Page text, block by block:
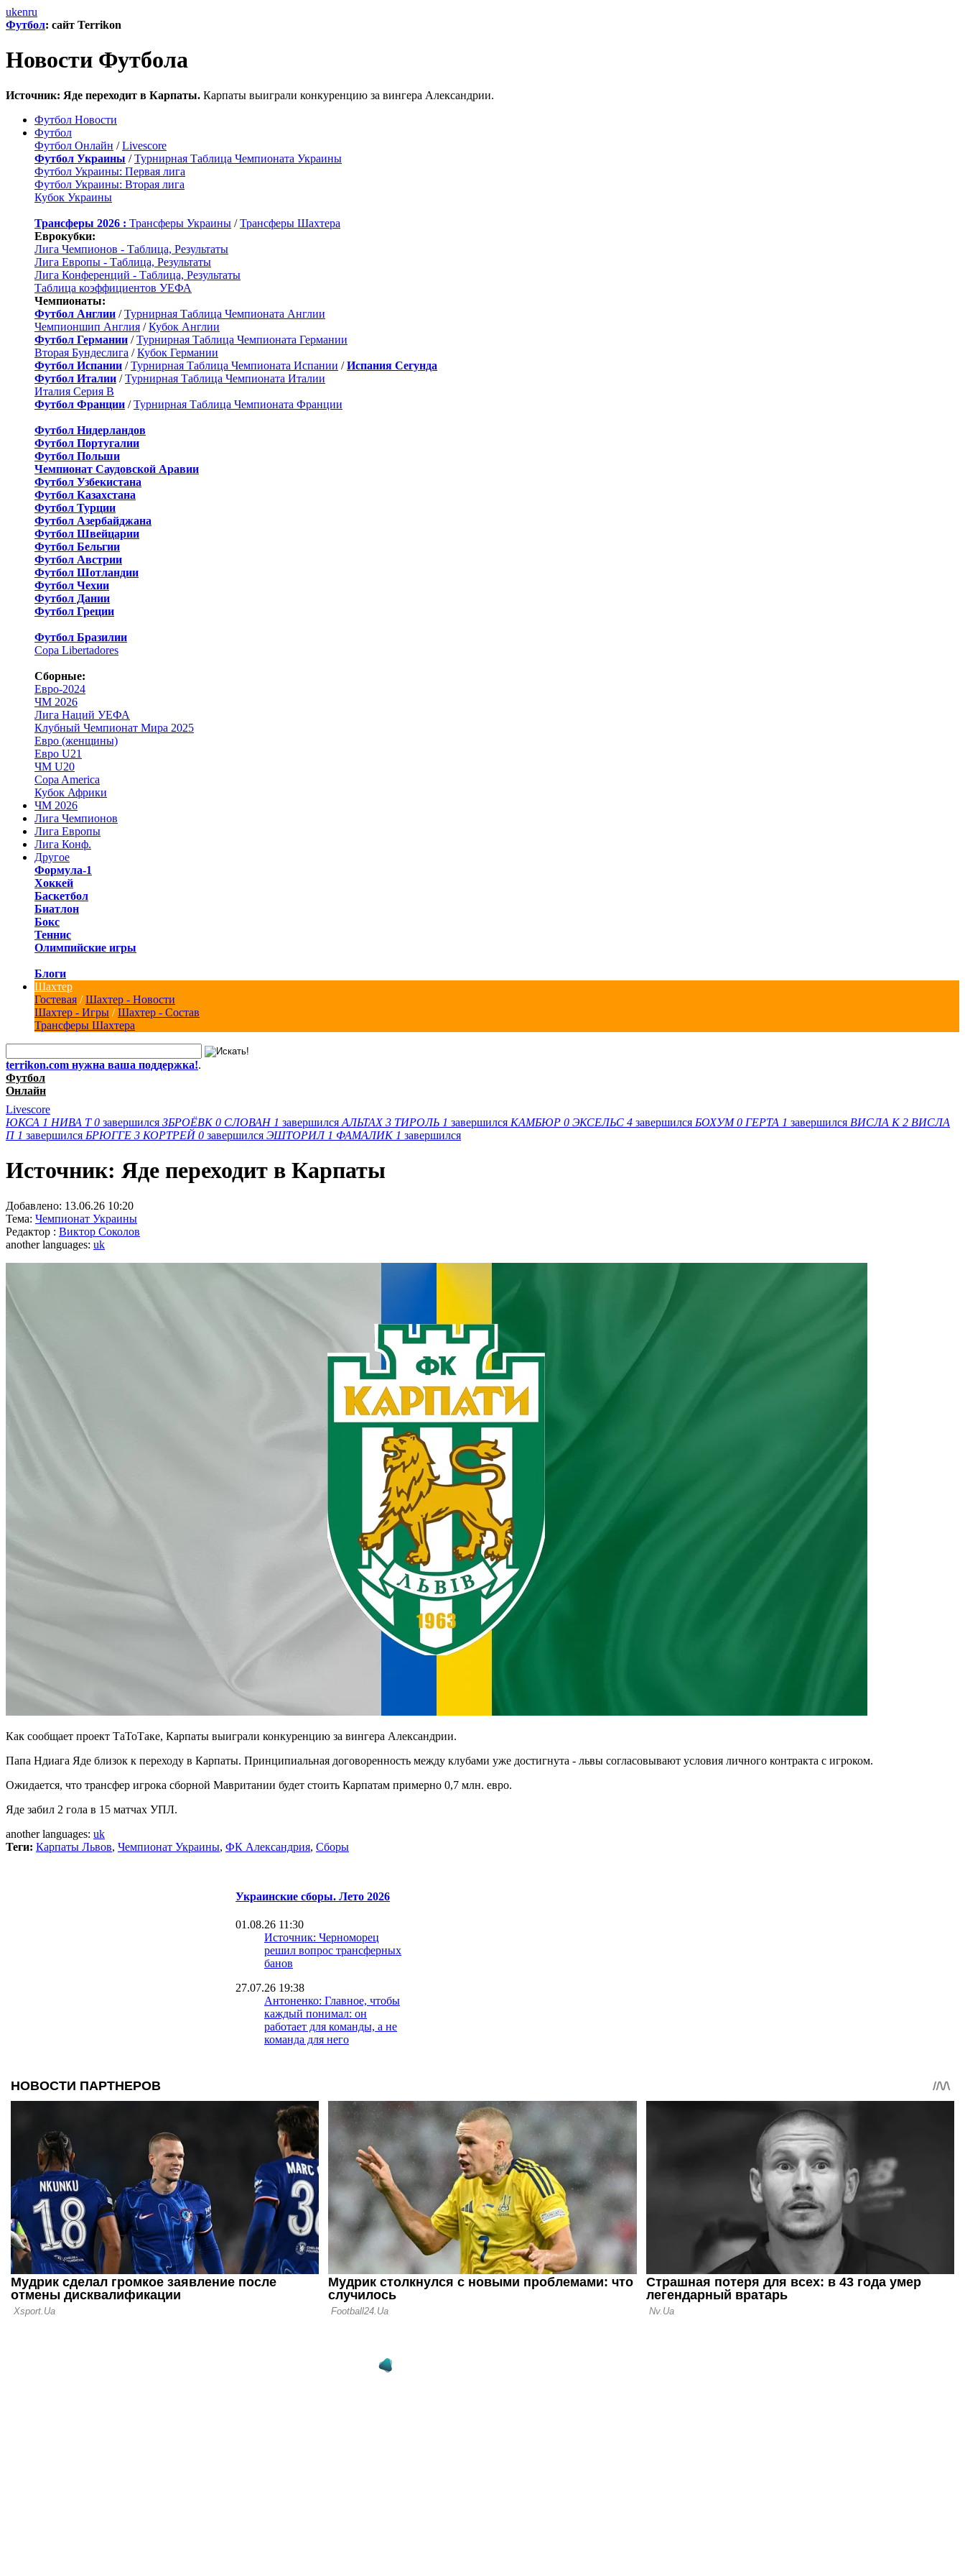
ukenru
Футбол: сайт Terrikon
Новости Футбола
Источник: Яде переходит в Карпаты. Карпаты выиграли конкуренцию за вингера Александрии.
Футбол Новости
Футбол
Футбол Онлайн /Livescore
Футбол Украины /Турнирная Таблица Чемпионата Украины
Футбол Украины: Первая лига
Футбол Украины: Вторая лига
Кубок Украины
Трансферы 2026 : Трансферы Украины /Трансферы Шахтера
Еврокубки:
Лига Чемпионов - Таблица, Результаты
Лига Европы - Таблица, Результаты
Лига Конференций - Таблица, Результаты
Таблица коэффициентов УЕФА
Чемпионаты:
Футбол Англии /Турнирная Таблица Чемпионата Англии
Чемпионшип Англия /Кубок Англии
Футбол Германии /Турнирная Таблица Чемпионата Германии
Вторая Бундеслига /Кубок Германии
Футбол Испании /Турнирная Таблица Чемпионата Испании /Испания Сегунда
Футбол Италии /Турнирная Таблица Чемпионата Италии
Италия Серия B
Футбол Франции /Турнирная Таблица Чемпионата Франции
Футбол Нидерландов
Футбол Португалии
Футбол Польши
Чемпионат Саудовской Аравии
Футбол Узбекистана
Футбол Казахстана
Футбол Турции
Футбол Азербайджана
Футбол Швейцарии
Футбол Бельгии
Футбол Австрии
Футбол Шотландии
Футбол Чехии
Футбол Дании
Футбол Греции
Футбол Бразилии
Copa Libertadores
Сборные:
Евро-2024
ЧМ 2026
Лига Наций УЕФА
Клубный Чемпионат Мира 2025
Евро (женщины)
Евро U21
ЧМ U20
Copa America
Кубок Африки
ЧМ 2026
Лига Чемпионов
Лига Европы
Лига Конф.
Другое
Формула-1
Хоккей
Баскетбол
Биатлон
Бокс
Теннис
Олимпийские игры
Блоги
Шахтер
Гостевая /Шахтер - Новости
Шахтер - Игры /Шахтер - Состав
Трансферы Шахтера
terrikon.com нужна ваша поддержка!.
Футбол
Онлайн
Livescore
ЮКСА 1 НИВА Т 0 завершился ЗБРОЁВК 0 СЛОВАН 1 завершился АЛЬТАХ 3 ТИРОЛЬ 1 завершился КАМБЮР 0 ЭКСЕЛЬС 4 завершился БОХУМ 0 ГЕРТА 1 завершился ВИСЛА K 2 ВИСЛА
П 1 завершился БРЮГГЕ 3 КОРТРЕЙ 0 завершился ЭШТОРИЛ 1 ФАМАЛИК 1 завершился
Источник: Яде переходит в Карпаты
Добавлено: 13.06.26 10:20
Тема: Чемпионат Украины
Редактор : Виктор Соколов
another languages: uk
Как сообщает проект ТаТоТаке, Карпаты выиграли конкуренцию за вингера Александрии.
Папа Ндиага Яде близок к переходу в Карпаты. Принципиальная договоренность между клубами уже достигнута - львы согласовывают условия личного контракта с игроком.
Ожидается, что трансфер игрока сборной Мавритании будет стоить Карпатам примерно 0,7 млн. евро.
Яде забил 2 гола в 15 матчах УПЛ.
another languages: uk
Теги: Карпаты Львов, Чемпионат Украины, ФК Александрия, Сборы
Украинские сборы. Лето 2026
01.08.26 11:30
Источник: Черноморец
решил вопрос трансферных
банов
27.07.26 19:38
Антоненко: Главное, чтобы
каждый понимал: он
работает для команды, а не
команда для него
чемпиона
27.07.26 14:14
Шахтер завершил летний
сбор и возвращается домой
27.07.26 11:12
Защитник Кривбасса:
Сейчас самое важное -
физическая готовность